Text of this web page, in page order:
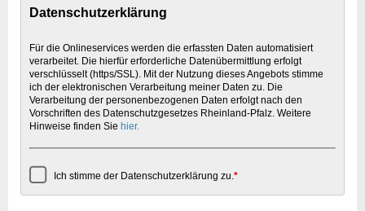
Datenschutzerklärung
Für die Onlineservices werden die erfassten Daten automatisiert
verarbeitet. Die hierfür erforderliche Datenübermittlung erfolgt
verschlüsselt (https/SSL). Mit der Nutzung dieses Angebots stimme
ich der elektronischen Verarbeitung meiner Daten zu. Die
Verarbeitung der personenbezogenen Daten erfolgt nach den
Vorschriften des Datenschutzgesetzes Rheinland-Pfalz. Weitere
Hinweise finden Sie hier.
Ich stimme der Datenschutzerklärung zu.*